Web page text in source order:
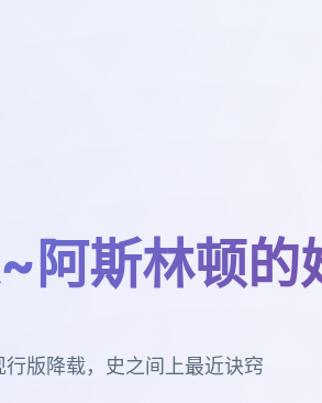
阿斯林顿的
版降载，史之间上最近诀窍